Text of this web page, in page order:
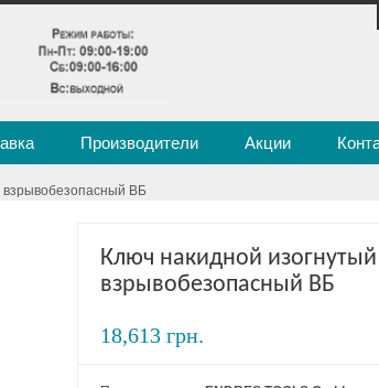
Производители Акции
взрывобезопасный ВБ
Ключ накидной
взрывобезопасный ВБ
18,613 грн.